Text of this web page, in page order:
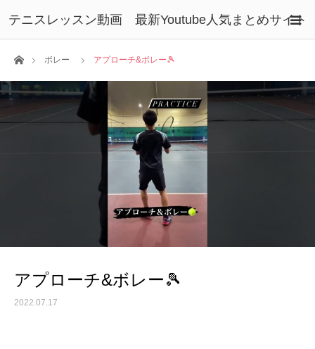
テニスレッスン動画 最新Youtube人気まとめサイト
ホームボレー アプローチ&ボレー🎾
アプローチ&ボレー🎾
2022.07.17